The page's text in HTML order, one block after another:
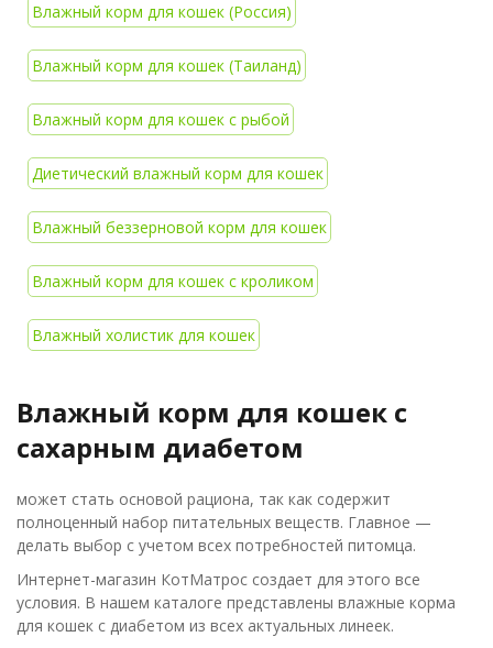
Влажный корм для кошек (Россия)
Влажный корм для кошек (Таиланд)
Влажный корм для кошек с рыбой
Диетический влажный корм для кошек
Влажный беззерновой корм для кошек
Влажный корм для кошек с кроликом
Влажный холистик для кошек
Влажный корм для кошек с
сахарным диабетом
может стать основой рациона, так как содержит
полноценный набор питательных веществ. Главное —
делать выбор с учетом всех потребностей питомца.
Интернет-магазин КотМатрос создает для этого все
условия. В нашем каталоге представлены влажные корма
для кошек с диабетом из всех актуальных линеек.